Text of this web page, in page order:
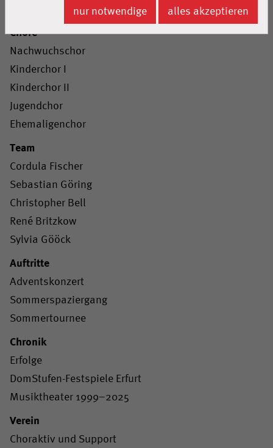
Chöre
Nachwuchschor
Kinderchor I
Kinderchor II
Jugendchor
Ehemaligenchor
Team
Cordula Fischer
Sebastian Göring
Christopher Bell
René Britzkow
Sylvia Gööck
Auftritte
Adventskonzert
Sommerspaziergang
Sommertournee
Chronik
Erfolge
DomStufen-Festspiele Erfurt
Musiktheater 1999–2025
Verein
Choraktiv und Support
nur notwendige alles akzeptieren